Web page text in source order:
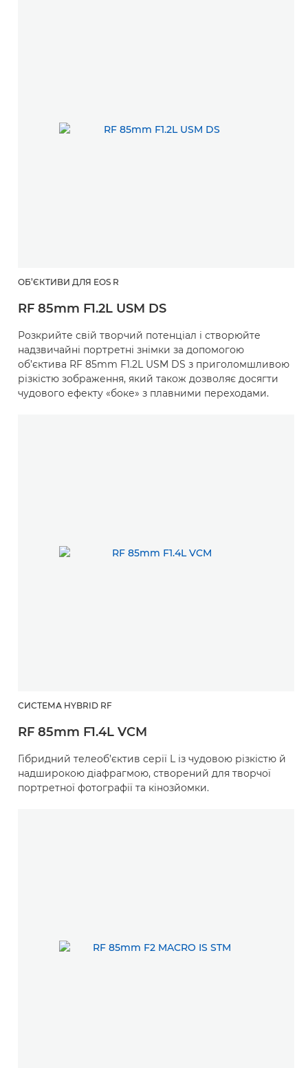
ОБ’ЄКТИВИ ДЛЯ EOS R
RF 85mm F1.2L USM DS
Розкрийте свій творчий потенціал і створюйте
надзвичайні портретні знімки за допомогою
об’єктива RF 85mm F1.2L USM DS з приголомшливою
різкістю зображення, який також дозволяє досягти
чудового ефекту «боке» з плавними переходами.
СИСТЕМА HYBRID RF
RF 85mm F1.4L VCM
Гібридний телеоб’єктив серії L із чудовою різкістю й
надширокою діафрагмою, створений для творчої
портретної фотографії та кінозйомки.